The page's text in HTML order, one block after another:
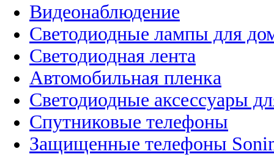
Видеонаблюдение
Светодиодные лампы для
Светодиодная лента
Автомобильная пленка
Светодиодные аксессуары
Спутниковые телефоны
Защищенные телефоны